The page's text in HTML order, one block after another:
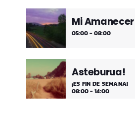
Mi Amanecer
05:00 - 08:00
Asteburua!
¡ES FIN DE SEMANA!
08:00 - 14:00